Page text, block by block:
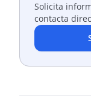
Solicita
contacta